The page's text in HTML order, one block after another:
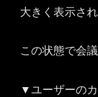
大きく表示さ
この状態で会
▼ユーザーの